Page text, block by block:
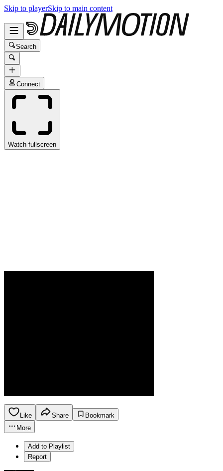
Skip to playerSkip to main content
Search
Connect
Watch fullscreen
Like Share
Bookmark
More
Add to Playlist
Report